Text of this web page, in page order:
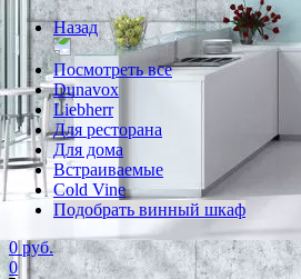
Назад
Посмотреть все
Dunavox
Liebherr
Для ресторана
Для дома
Встраиваемые
Cold Vine
Подобрать винный шкаф
0 руб.
0